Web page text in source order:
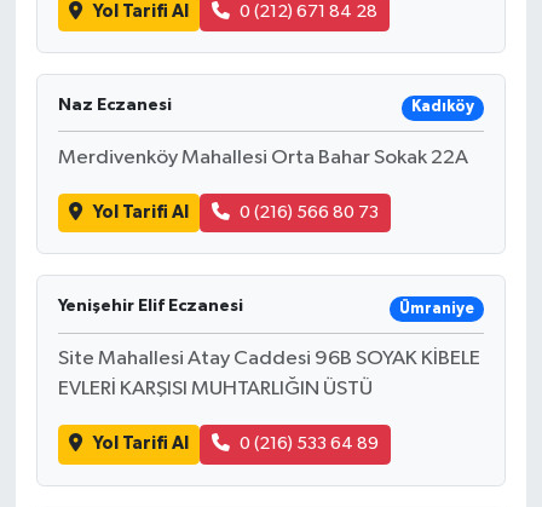
Yol Tarifi Al 0 (212) 671 84 28
Naz Eczanesi Kadıköy
Merdivenköy Mahallesi Orta Bahar Sokak 22A
Yol Tarifi Al 0 (216) 566 80 73
Yenişehir Elif Eczanesi Ümraniye
Site Mahallesi Atay Caddesi 96B SOYAK KİBELE
EVLERİ KARŞISI MUHTARLIĞIN ÜSTÜ
Yol Tarifi Al 0 (216) 533 64 89